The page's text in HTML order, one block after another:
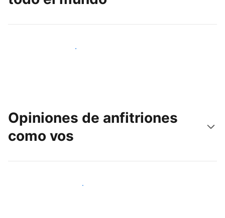
Llegá a huéspedes nuevos hoy
Opiniones de anfitriones
como vos
Unite a otros anfitriones como vos